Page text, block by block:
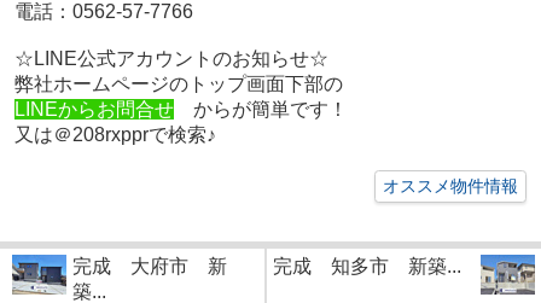
電話：0562-57-7766
☆LINE公式アカウントのお知らせ☆
弊社ホームページのトップ画面下部の
LINEからお問合せからが簡単です！
又は＠208rxpprで検索♪
オススメ物件情報
完成 大府市 新
築...
完成 知多市 新築...